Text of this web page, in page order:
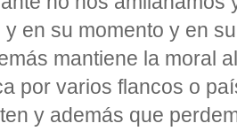
y en su momento y en
mantiene la moral
por varios flancos o
y además que